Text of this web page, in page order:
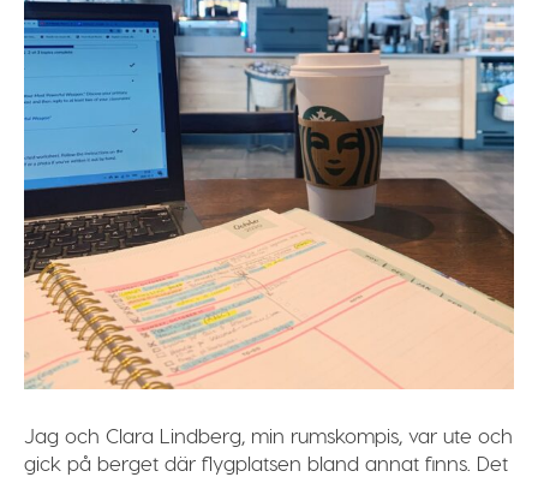
Jag och Clara Lindberg, min rumskompis, var ute och
gick på berget där flygplatsen bland annat finns. Det